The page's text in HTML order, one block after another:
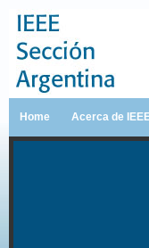
Home Acerca de